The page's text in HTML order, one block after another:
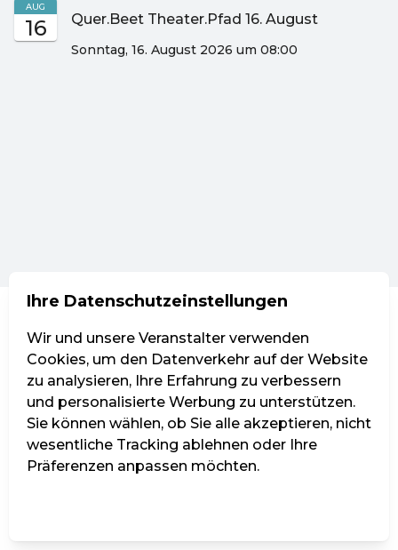
16
AUG
Quer.Beet Theater.Pfad 16. August
Sonntag, 16. August 2026 um 08:00
Ihre Datenschutzeinstellungen
Wir und unsere Veranstalter verwenden
Cookies, um den Datenverkehr auf der Website
zu analysieren, Ihre Erfahrung zu verbessern
und personalisierte Werbung zu unterstützen.
Sie können wählen, ob Sie alle akzeptieren, nicht
wesentliche Tracking ablehnen oder Ihre
Präferenzen anpassen möchten.